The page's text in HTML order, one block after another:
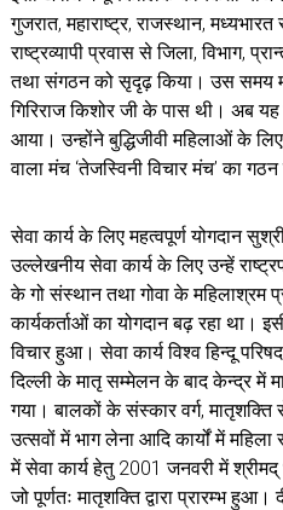
गुजरात, महाराष्ट्र, राजस्थान,
राष्ट्रव्यापी प्रवास से जिला, विभाग,
तथा संगठन को सृदृढ़ किया। उस समय
गिरिराज किशोर जी के पास थी। अब
आया। उन्होंने बुद्धिजीवी महिलाओं के
वाला मंच ‘तेजस्विनी विचार मंच’ का गठन
सेवा कार्य के लिए महत्वपूर्ण योगदान
उल्लेखनीय सेवा कार्य के लिए उन्हें
के गो संस्थान तथा गोवा के महिलाश्रम
कार्यकर्ताओं का योगदान बढ़ रहा था।
विचार हुआ। सेवा कार्य विश्व हिन्दू
दिल्ली के मातृ सम्मेलन के बाद केन्द्र में
गया। बालकों के संस्कार वर्ग, मातृशक्ति
उत्सवों में भाग लेना आदि कार्यों में
में सेवा कार्य हेतु 2001 जनवरी में
जो पूर्णतः मातृशक्ति द्वारा प्रारम्भ हुआ।